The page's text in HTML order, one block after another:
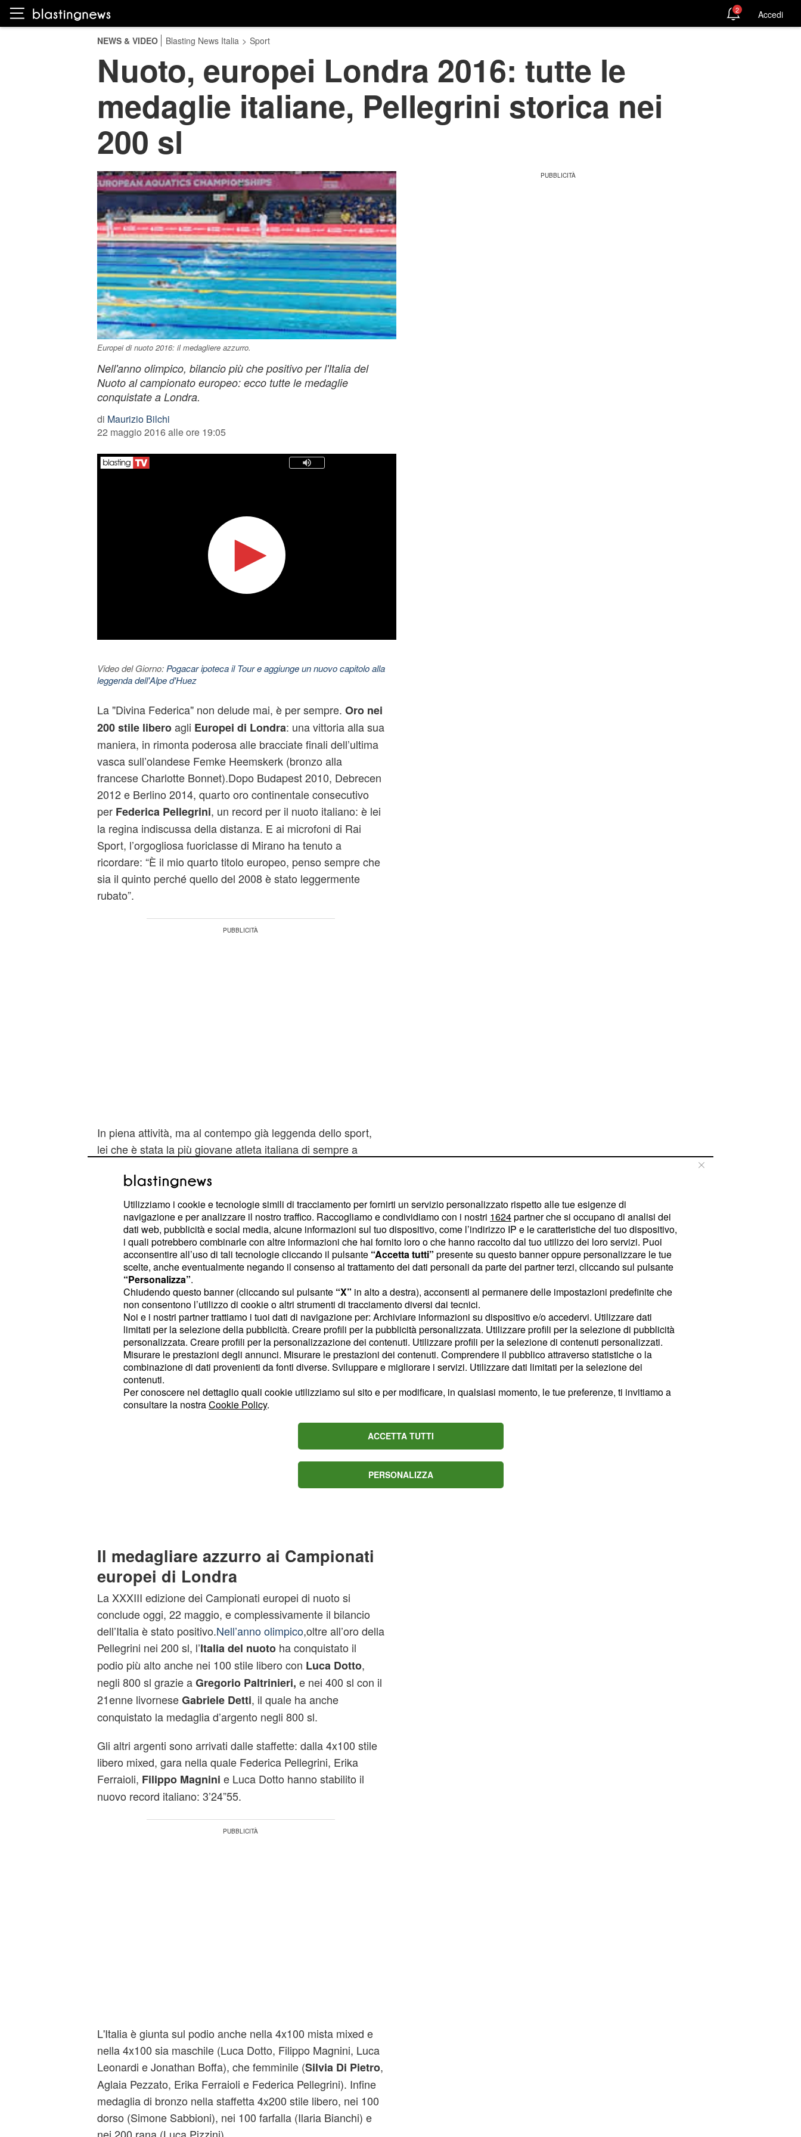
2 Accedi
NEWS & VIDEO Blasting News Italia > Sport
Nuoto, europei Londra 2016: tutte le
medaglie italiane, Pellegrini storica nei
200 sl
Europei di nuoto 2016: il medagliere azzurro.
Nell'anno olimpico, bilancio più che positivo per l'Italia del
Nuoto al campionato europeo: ecco tutte le medaglie
conquistate a Londra.
di Maurizio Bilchi
22 maggio 2016 alle ore 19:05
Video del Giorno: Pogacar ipoteca il Tour e aggiunge un nuovo capitolo alla
leggenda dell'Alpe d'Huez
La "Divina Federica" non delude mai, è per sempre. Oro nei
200 stile liberoagli Europei di Londra: una vittoria alla sua
maniera, in rimonta poderosa alle bracciate finali dell’ultima
vasca sull’olandese Femke Heemskerk (bronzo alla
francese Charlotte Bonnet).Dopo Budapest 2010, Debrecen
2012 e Berlino 2014, quarto oro continentale consecutivo
per Federica Pellegrini, un record per il nuoto italiano: è lei
la regina indiscussa della distanza. E ai microfoni di Rai
Sport, l’orgogliosa fuoriclasse di Mirano ha tenuto a
ricordare: “È il mio quarto titolo europeo, penso sempre che
sia il quinto perché quello del 2008 è stato leggermente
rubato”.
In piena attività, ma al contempo già leggenda dello sport,
lei che è stata la più giovane atleta italiana di sempre a
Atene 2004 quando aveva solo 16 anni), il prossimo 5
agosto, data d’inizio dei Giochi della XXXI Olimpiade, e
giorno del suo compleanno (28 anni),sarà la perfetta
portabandiera azzurraalleOlimpiadi di Rio. E a proposito
dell'avventura brasiliana, sempre nel corso dell'intervista alla
Rai, realizzata al termine dei 200 sl all’Aquatic Centre del
Queen Elizabeth Olympic Park di Londra, la campionessa
italiana ha affermato: “Cercherò di mantenere questa
cattiveria a Rio, sono contenta del mio percorso”.
Il medagliare azzurro ai Campionati
europei di Londra
La XXXIII edizione dei Campionati europei di nuoto si
conclude oggi, 22 maggio, e complessivamente il bilancio
dell’Italia è stato positivo.Nell’anno olimpico,oltre all’oro della
Pellegrini nei 200 sl, l’Italia del nuotoha conquistato il
podio più alto anche nei 100 stile libero con Luca Dotto,
negli 800 sl grazie aGregorio Paltrinieri, e nei 400 sl con il
21enne livorneseGabriele Detti, il quale ha anche
conquistato la medaglia d’argento negli 800 sl.
Gli altri argenti sono arrivati dalle staffette: dalla 4x100 stile
libero mixed, gara nella quale Federica Pellegrini, Erika
Ferraioli, Filippo Magnini e Luca Dotto hanno stabilito il
nuovo record italiano: 3’24”55.
L'Italia è giunta sul podio anche nella 4x100 mista mixed e
nella 4x100 sia maschile (Luca Dotto, Filippo Magnini, Luca
Leonardi e Jonathan Boffa), che femminile (Silvia Di Pietro,
Aglaia Pezzato, Erika Ferraioli e Federica Pellegrini). Infine
medaglia di bronzo nella staffetta 4x200 stile libero, nei 100
dorso (Simone Sabbioni), nei 100 farfalla (Ilaria Bianchi) e
Utilizziamo i cookie e tecnologie simili di tracciamento per fornirti un servizio personalizzato rispetto alle tue esigenze di
navigazione e per analizzare il nostro traffico. Raccogliamo e condividiamo con i nostri 1624partner che si occupano di analisi dei
dati web, pubblicità e social media, alcune informazioni sul tuo dispositivo, come l’indirizzo IP e le caratteristiche del tuo dispositivo,
i quali potrebbero combinarle con altre informazioni che hai fornito loro o che hanno raccolto dal tuo utilizzo dei loro servizi. Puoi
acconsentire all’uso di tali tecnologie cliccando il pulsante “Accetta tutti” presente su questo banner oppure personalizzare le tue
scelte, anche eventualmente negando il consenso al trattamento dei dati personali da parte dei partner terzi, cliccando sul pulsante
“Personalizza”.
Chiudendo questo banner (cliccando sul pulsante “X” in alto a destra), acconsenti al permanere delle impostazioni predefinite che
non consentono l’utilizzo di cookie o altri strumenti di tracciamento diversi dai tecnici.
Noi e i nostri partner trattiamo i tuoi dati di navigazione per: Archiviare informazioni su dispositivo e/o accedervi. Utilizzare dati
limitati per la selezione della pubblicità. Creare profili per la pubblicità personalizzata. Utilizzare profili per la selezione di pubblicità
personalizzata. Creare profili per la personalizzazione dei contenuti. Utilizzare profili per la selezione di contenuti personalizzati.
Misurare le prestazioni degli annunci. Misurare le prestazioni dei contenuti. Comprendere il pubblico attraverso statistiche o la
combinazione di dati provenienti da fonti diverse. Sviluppare e migliorare i servizi. Utilizzare dati limitati per la selezione dei
contenuti.
Per conoscere nel dettaglio quali cookie utilizziamo sul sito e per modificare, in qualsiasi momento, le tue preferenze, ti invitiamo a
consultare la nostraCookie Policy.
ACCETTA TUTTI
PERSONALIZZA